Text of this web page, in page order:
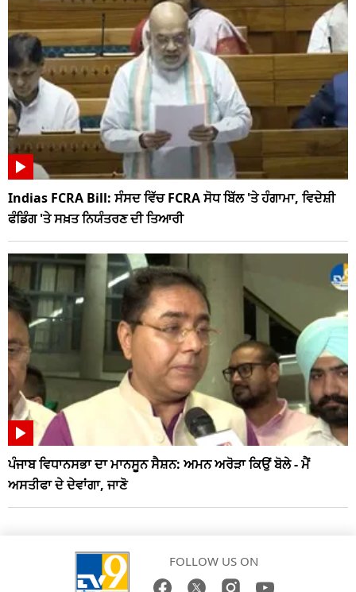
Indias FCRA Bill: ਸੰਸਦ ਵਿੱਚ FCRA ਸੋਧ ਬਿੱਲ 'ਤੇ ਹੰਗਾਮਾ, ਵਿਦੇਸ਼ੀ
ਫੰਡਿੰਗ 'ਤੇ ਸਖ਼ਤ ਨਿਯੰਤਰਣ ਦੀ ਤਿਆਰੀ
ਪੰਜਾਬ ਵਿਧਾਨਸਭਾ ਦਾ ਮਾਨਸੂਨ ਸੈਸ਼ਨ: ਅਮਨ ਅਰੋੜਾ ਕਿਉਂ ਬੋਲੇ - ਮੈਂ
ਅਸਤੀਫਾ ਦੇ ਦੇਵਾਂਗਾ, ਜਾਣੋ
FOLLOW US ON